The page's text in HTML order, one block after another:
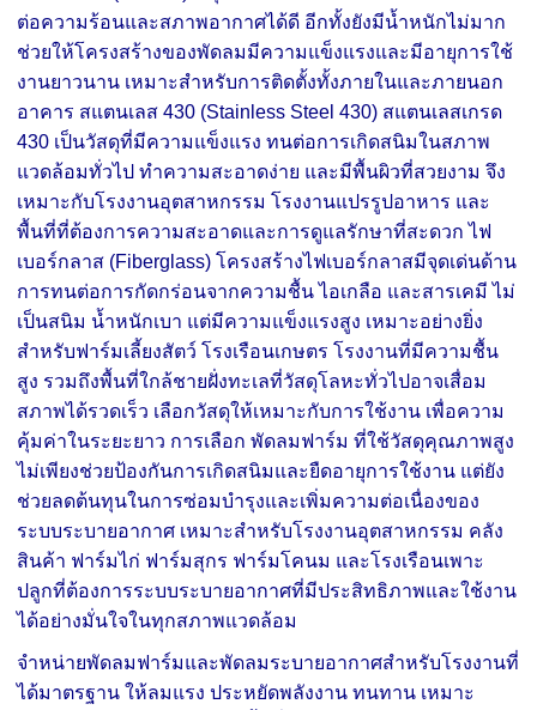
ต่อความร้อนและสภาพอากาศได้ดี อีกทั้งยังมีน้ำหนักไม่มาก
ช่วยให้โครงสร้างของพัดลมมีความแข็งแรงและมีอายุการใช้
งานยาวนาน เหมาะสำหรับการติดตั้งทั้งภายในและภายนอก
อาคาร สแตนเลส 430 (Stainless Steel 430) สแตนเลสเกรด
430 เป็นวัสดุที่มีความแข็งแรง ทนต่อการเกิดสนิมในสภาพ
แวดล้อมทั่วไป ทำความสะอาดง่าย และมีพื้นผิวที่สวยงาม จึง
เหมาะกับโรงงานอุตสาหกรรม โรงงานแปรรูปอาหาร และ
พื้นที่ที่ต้องการความสะอาดและการดูแลรักษาที่สะดวก ไฟ
เบอร์กลาส (Fiberglass) โครงสร้างไฟเบอร์กลาสมีจุดเด่นด้าน
การทนต่อการกัดกร่อนจากความชื้น ไอเกลือ และสารเคมี ไม่
เป็นสนิม น้ำหนักเบา แต่มีความแข็งแรงสูง เหมาะอย่างยิ่ง
สำหรับฟาร์มเลี้ยงสัตว์ โรงเรือนเกษตร โรงงานที่มีความชื้น
สูง รวมถึงพื้นที่ใกล้ชายฝั่งทะเลที่วัสดุโลหะทั่วไปอาจเสื่อม
สภาพได้รวดเร็ว เลือกวัสดุให้เหมาะกับการใช้งาน เพื่อความ
คุ้มค่าในระยะยาว การเลือก พัดลมฟาร์ม ที่ใช้วัสดุคุณภาพสูง
ไม่เพียงช่วยป้องกันการเกิดสนิมและยืดอายุการใช้งาน แต่ยัง
ช่วยลดต้นทุนในการซ่อมบำรุงและเพิ่มความต่อเนื่องของ
ระบบระบายอากาศ เหมาะสำหรับโรงงานอุตสาหกรรม คลัง
สินค้า ฟาร์มไก่ ฟาร์มสุกร ฟาร์มโคนม และโรงเรือนเพาะ
ปลูกที่ต้องการระบบระบายอากาศที่มีประสิทธิภาพและใช้งาน
ได้อย่างมั่นใจในทุกสภาพแวดล้อม
จำหน่ายพัดลมฟาร์มและพัดลมระบายอากาศสำหรับโรงงานที่
ได้มาตรฐาน ให้ลมแรง ประหยัดพลังงาน ทนทาน เหมาะ